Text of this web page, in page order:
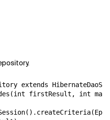
extends
firstResult, int